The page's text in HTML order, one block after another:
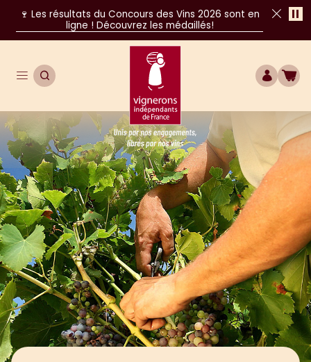
🍷 Les résultats du Concours des Vins 2026 sont en
ligne ! Découvrez les médaillés!
Ouvrir le menu de navigation
OUVRIR LA RECHERCHE
Unis par nos engagements, libres par
COMPTE